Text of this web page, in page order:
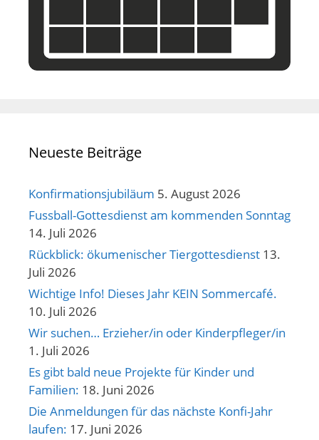
Neueste Beiträge
Konfirmationsjubiläum 5. August 2026
Fussball-Gottesdienst am kommenden Sonntag
14. Juli 2026
Rückblick: ökumenischer Tiergottesdienst 13.
Juli 2026
Wichtige Info! Dieses Jahr KEIN Sommercafé.
10. Juli 2026
Wir suchen… Erzieher/in oder Kinderpfleger/in
1. Juli 2026
Es gibt bald neue Projekte für Kinder und
Familien: 18. Juni 2026
Die Anmeldungen für das nächste Konfi-Jahr
laufen: 17. Juni 2026